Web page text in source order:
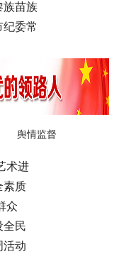
族苗族
委常
舆情监督
术进
素质
众
全民
活动